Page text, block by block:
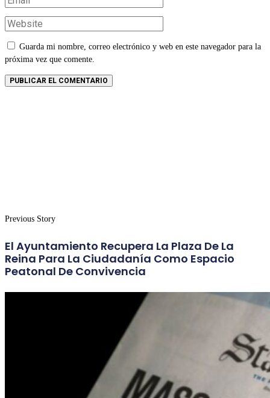
Guarda mi nombre, correo electrónico y web en este navegador para la
próxima vez que comente.
Previous Story
El Ayuntamiento Recupera La Plaza De La
Reina Para La Ciudadanía Como Espacio
Peatonal De Convivencia